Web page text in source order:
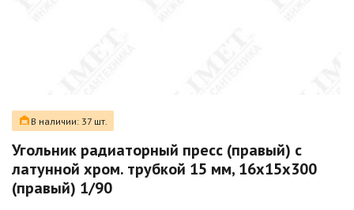
В наличии: 37 шт.
Угольник радиаторный пресс (правый) с
латунной хром. трубкой 15 мм, 16х15х300
(правый) 1/90